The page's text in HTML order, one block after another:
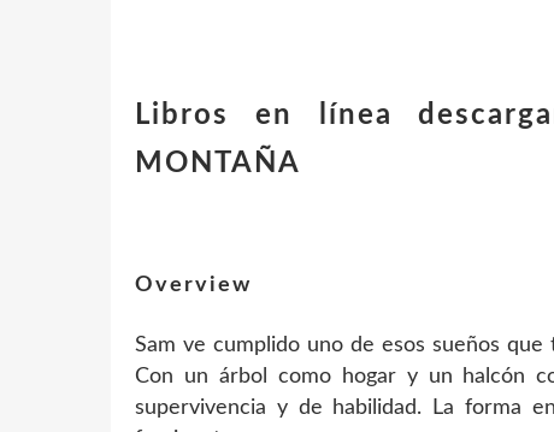
Libros en línea
MONTAÑA
Overview
Sam ve cumplido uno de esos sueños
Con un árbol como hogar y un halcón
supervivencia y de habilidad. La forma